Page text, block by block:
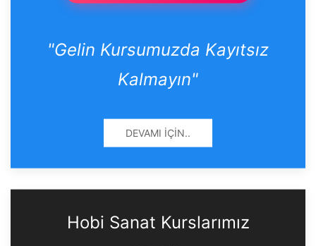
"Gelin Kursumuzda Kayıtsız
Kalmayın"
DEVAMI İÇIN..
Hobi Sanat Kurslarımız